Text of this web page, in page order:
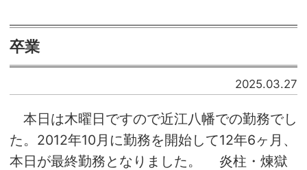
卒業
2025.03.27
本日は木曜日ですので近江八幡での勤務でし
た。2012年10月に勤務を開始して12年6ヶ月、
本日が最終勤務となりました。 炎柱・煉獄